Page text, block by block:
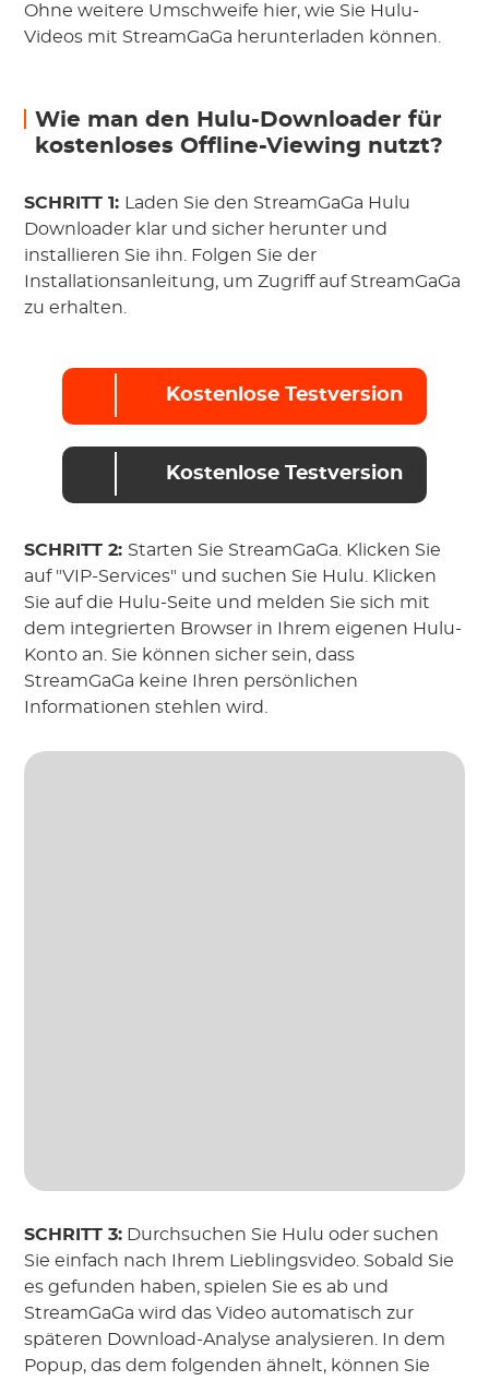
Ohne weitere Umschweife hier, wie Sie Hulu-
Videos mit StreamGaGa herunterladen können.
Wie man den Hulu-Downloader für
kostenloses Offline-Viewing nutzt?
SCHRITT 1: Laden Sie den StreamGaGa Hulu
Downloader klar und sicher herunter und
installieren Sie ihn. Folgen Sie der
Installationsanleitung, um Zugriff auf StreamGaGa
zu erhalten.
Kostenlose Testversion
Kostenlose Testversion
SCHRITT 2: Starten Sie StreamGaGa. Klicken Sie
auf "VIP-Services" und suchen Sie Hulu. Klicken
Sie auf die Hulu-Seite und melden Sie sich mit
dem integrierten Browser in Ihrem eigenen Hulu-
Konto an. Sie können sicher sein, dass
StreamGaGa keine Ihren persönlichen
Informationen stehlen wird.
SCHRITT 3: Durchsuchen Sie Hulu oder suchen
Sie einfach nach Ihrem Lieblingsvideo. Sobald Sie
es gefunden haben, spielen Sie es ab und
StreamGaGa wird das Video automatisch zur
späteren Download-Analyse analysieren. In dem
Popup, das dem folgenden ähnelt, können Sie